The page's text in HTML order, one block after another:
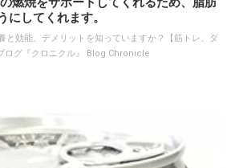
にしてくれます。
と効能、デメリットを知っていますか？【筋トレ、ダ
ログ『クロニクル』 Blog Chronicle